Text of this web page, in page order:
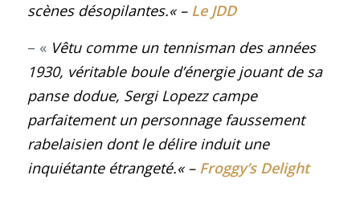
scènes désopilantes.« – Le JDD
– « Vêtu comme un tennisman des années
1930, véritable boule d’énergie jouant de sa
panse dodue, Sergi Lopezzcampe
parfaitement un personnage faussement
rabelaisien dont le délire induit une
inquiétante étrangeté.« – Froggy’s Delight